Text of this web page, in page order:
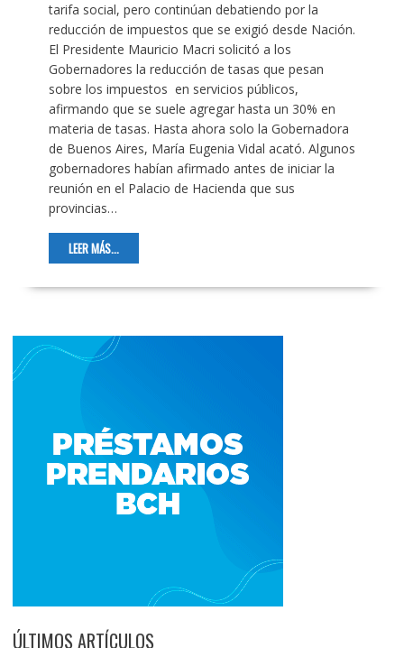
tarifa social, pero continúan debatiendo por la
reducción de impuestos que se exigió desde Nación.
El Presidente Mauricio Macri solicitó a los
Gobernadores la reducción de tasas que pesan
sobre los impuestos en servicios públicos,
afirmando que se suele agregar hasta un 30% en
materia de tasas. Hasta ahora solo la Gobernadora
de Buenos Aires, María Eugenia Vidal acató. Algunos
gobernadores habían afirmado antes de iniciar la
reunión en el Palacio de Hacienda que sus
provincias…
LEER MÁS...
ÚLTIMOS ARTÍCULOS